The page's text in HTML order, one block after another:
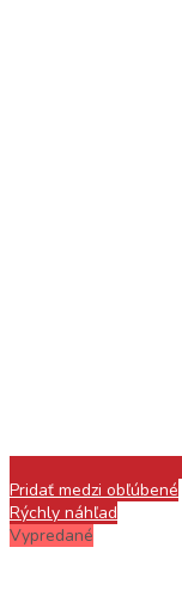
Pridať medzi obľúbené
Rýchly náhľad
Vypredané